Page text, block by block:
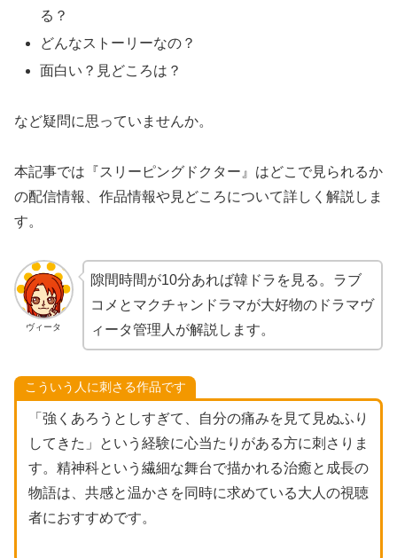
る？
どんなストーリーなの？
面白い？見どころは？
など疑問に思っていませんか。
本記事では『スリーピングドクター』はどこで見られるか
の配信情報、作品情報や見どころについて詳しく解説しま
す。
ヴィータ
隙間時間が10分あれば韓ドラを見る。ラブ
コメとマクチャンドラマが大好物のドラマヴ
ィータ管理人が解説します。
こういう人に刺さる作品です
「強くあろうとしすぎて、自分の痛みを見て見ぬふり
してきた」という経験に心当たりがある方に刺さりま
す。精神科という繊細な舞台で描かれる治癒と成長の
物語は、共感と温かさを同時に求めている大人の視聴
者におすすめです。